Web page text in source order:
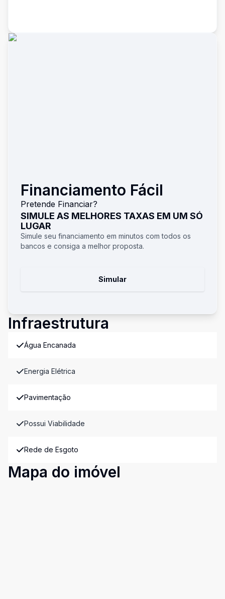
Financiamento Fácil
Pretende Financiar?
SIMULE AS MELHORES TAXAS EM UM SÓ
LUGAR
Simule seu financiamento em minutos com todos os
bancos e consiga a melhor proposta.
Simular
Infraestrutura
Água Encanada
Energia Elétrica
Pavimentação
Possui Viabilidade
Rede de Esgoto
Mapa do imóvel